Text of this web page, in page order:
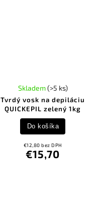
Tvrdý vosk na depiláciu
QUICKEPIL zelený 1kg
Skladem(>5 ks)
€12,80 bez DPH
€15,70
Do košíka